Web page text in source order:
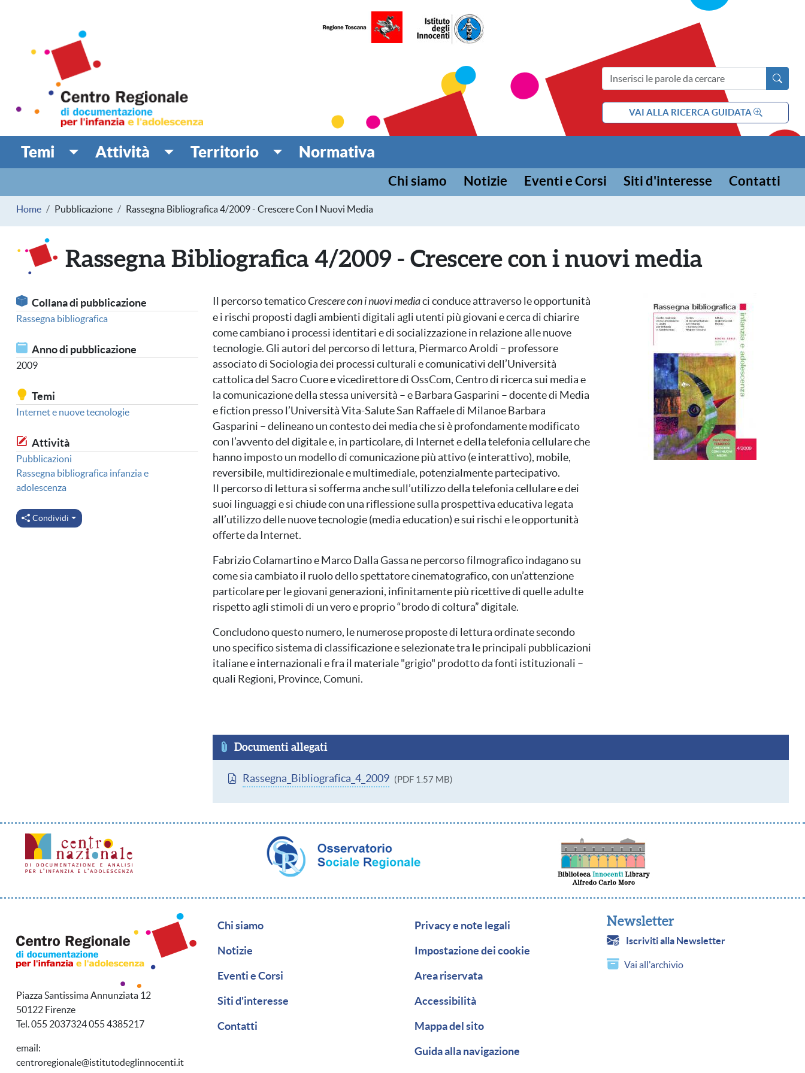
Centro Regionale di documentazione per l'infanzia e l'adolescenza
Cerca nel sito
VAI ALLA RICERCA GUIDATA
Navigazione principale
Temi Attività Territorio Normativa
Chi siamo Notizie Eventi e Corsi Siti d'interesse Contatti
Briciole di pane
Home Pubblicazione Rassegna Bibliografica 4/2009 - Crescere Con I Nuovi Media
Rassegna Bibliografica 4/2009 - Crescere con i nuovi media
Il percorso tematico Crescere con i nuovi mediaci conduce attraverso le opportunità
e i rischi proposti dagli ambienti digitali agli utenti più giovani e cerca di chiarire
come cambiano i processi identitari e di socializzazione in relazione alle nuove
tecnologie. Gli autori del percorso di lettura, Piermarco Aroldi – professore
associato di Sociologia dei processi culturali e comunicativi dell’Università
cattolica del Sacro Cuore e vicedirettore di OssCom, Centro di ricerca sui media e
la comunicazione della stessa università – e Barbara Gasparini – docente di Media
e fiction presso l’Università Vita-Salute San Raffaele di Milanoe Barbara
Gasparini – delineano un contesto dei media che si è profondamente modificato
con l’avvento del digitale e, in particolare, di Internet e della telefonia cellulare che
hanno imposto un modello di comunicazione più attivo (e interattivo), mobile,
reversibile, multidirezionale e multimediale, potenzialmente partecipativo.
Il percorso di lettura si sofferma anche sull’utilizzo della telefonia cellulare e dei
suoi linguaggi e si chiude con una riflessione sulla prospettiva educativa legata
all’utilizzo delle nuove tecnologie (media education) e sui rischi e le opportunità
offerte da Internet.
Fabrizio Colamartino e Marco Dalla Gassa ne percorso filmografico indagano su
come sia cambiato il ruolo dello spettatore cinematografico, con un’attenzione
particolare per le giovani generazioni, infinitamente più ricettive di quelle adulte
rispetto agli stimoli di un vero e proprio “brodo di coltura” digitale.
Concludono questo numero, le numerose proposte di lettura ordinate secondo
uno specifico sistema di classificazione e selezionate tra le principali pubblicazioni
italiane e internazionali e fra il materiale "grigio" prodotto da fonti istituzionali –
quali Regioni, Province, Comuni.
Documenti allegati
Documento
Rassegna_Bibliografica_4_2009 (PDF 1.57 MB)
Collana di pubblicazione
Rassegna bibliografica
Anno di pubblicazione
2009
Temi
Internet e nuove tecnologie
Attività
Pubblicazioni
Rassegna bibliografica infanzia e
adolescenza
Condividi
Piazza Santissima Annunziata 12
50122 Firenze
Tel. 055 2037324 055 4385217
email:
centroregionale@istitutodeglinnocenti.it
Navigazione secondaria
Chi siamo
Notizie
Eventi e Corsi
Siti d'interesse
Contatti
Piè di pagina
Privacy e note legali
Impostazione dei cookie
Area riservata
Accessibilità
Mappa del sito
Guida alla navigazione
Newsletter
Iscriviti alla Newsletter
Vai all'archivio